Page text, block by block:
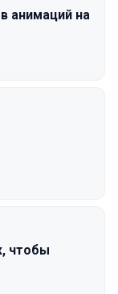
анимаций на
чтобы